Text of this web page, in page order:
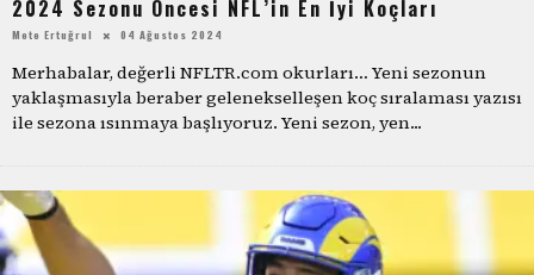
2024 Sezonu Öncesi NFL’in En İyi Koçları
Mete Ertuğrul 04 Ağustos 2024
Merhabalar, değerli NFLTR.com okurları… Yeni sezonun
yaklaşmasıyla beraber gelenekselleşen koç sıralaması yazısı
ile sezona ısınmaya başlıyoruz. Yeni sezon, yen...